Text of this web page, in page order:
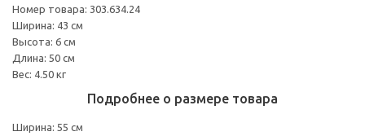
Номер товара: 303.634.24
Ширина: 43 см
Высота: 6 см
Длина: 50 см
Вес: 4.50 кг
Подробнее о размере товара
Ширина: 55 см